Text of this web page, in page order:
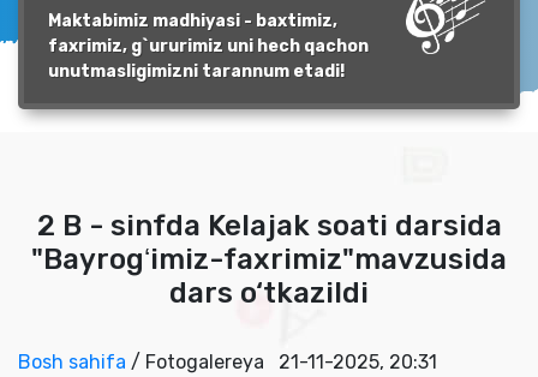
Maktabimiz madhiyasi - baxtimiz,
faxrimiz, g`ururimiz uni hech qachon
unutmasligimizni tarannum etadi!
2 B - sinfda Kelajak soati darsida
"Bayrogʻimiz-faxrimiz"mavzusida
dars o‘tkazildi
Bosh sahifa / Fotogalereya 21-11-2025, 20:31